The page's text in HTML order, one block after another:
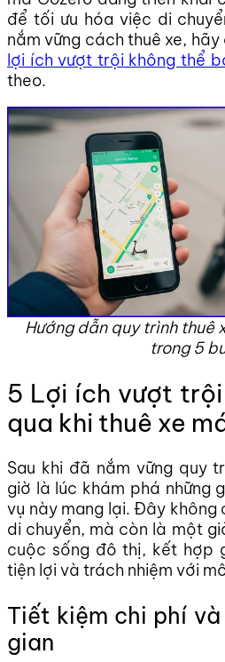
để tối ưu hóa việc di
nắm vững cách thuê xe,
lợi ích vượt trội không thể
theo.
Hướng dẫn quy trình thuê
trong 5
5 Lợi ích vượt
qua khi thuê xe
Sau khi đã nắm vững quy
giờ là lúc khám phá những
vụ này mang lại. Đây không
di chuyển, mà còn là một
cuộc sống đô thị, kết hợp
tiện lợi và trách nhiệm với
Tiết kiệm chi phí
gian